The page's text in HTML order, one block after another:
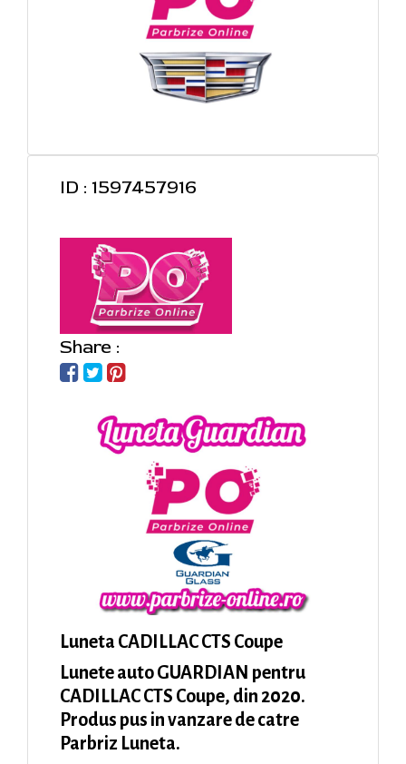
ID : 1597457916
Share :
Luneta CADILLAC CTS Coupe
Lunete auto GUARDIAN pentru
CADILLAC CTS Coupe, din 2020.
Produs pus in vanzare de catre
Parbriz Luneta.